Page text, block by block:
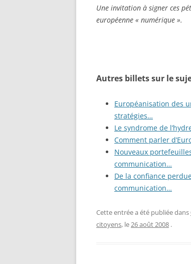
Une invitation à signer ces
européenne « numérique ».
Autres billets sur le
Européanisation des
stratégies…
Le syndrome de
Comment parler
Nouveaux
communication…
De la confiance
communication…
Cette entrée a été publiée dans
citoyens, le26 août 2008 .